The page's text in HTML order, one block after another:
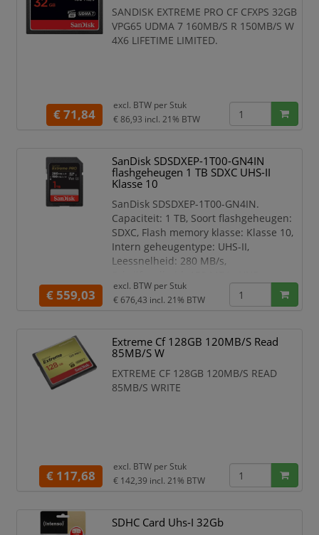
SANDISK EXTREME PRO CF CFXPS 32GB
VPG65 UDMA 7 160MB/S R 150MB/S W
4X6 LIFETIME LIMITED.
€ 71,84
excl. BTW per Stuk
€ 86,93 incl. 21% BTW
SanDisk SDSDXEP-1T00-GN4IN
flashgeheugen 1 TB SDXC UHS-II
Klasse 10
SanDisk SDSDXEP-1T00-GN4IN.
Capaciteit: 1 TB, Soort flashgeheugen:
SDXC, Flash memory klasse: Klasse 10,
Intern geheugentype: UHS-II,
Leessnelheid: 280 MB/s,
snelheidsklasse: Class 3 (U3),
Videosnelheidsklasse: V60. Kleur van
Capaciteit 1 TB
Soort flashgeheugen SDXC
Flash memory klasse Klasse 10
Leessnelheid 280 MB/s
Schrijfsnelheid 150 MB/s
€ 559,03
excl. BTW per Stuk
€ 676,43 incl. 21% BTW
Extreme Cf 128GB 120MB/S Read
85MB/S W
EXTREME CF 128GB 120MB/S READ
85MB/S WRITE
€ 117,68
excl. BTW per Stuk
€ 142,39 incl. 21% BTW
SDHC Card Uhs-I 32Gb